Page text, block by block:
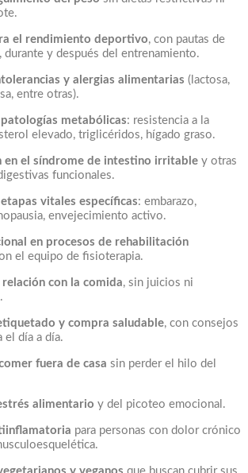
el rendimiento deportivo, con pautas de
durante y después del entrenamiento.
y alergias alimentarias (lactosa,
entre otras).
metabólicas: resistencia a la
elevado, triglicéridos, hígado graso.
en el síndrome de intestino irritable y otras
funcionales.
vitales específicas: embarazo,
envejecimiento activo.
en procesos de rehabilitación
el equipo de fisioterapia.
con la comida, sin juicios ni
y compra saludable, con consejos
el día a día.
fuera de casa sin perder el hilo del
alimentario y del picoteo emocional.
para personas con dolor crónico